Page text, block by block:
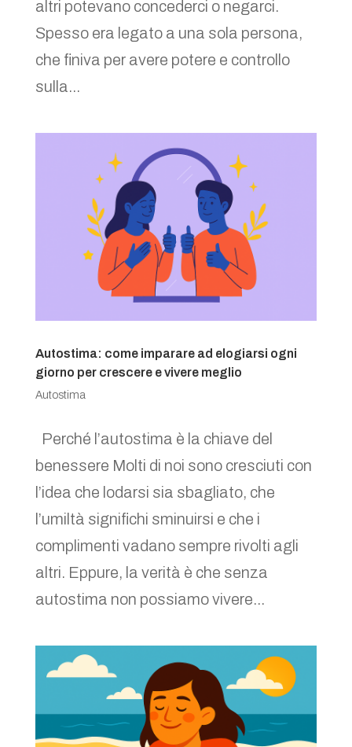
altri potevano concederci o negarci.
Spesso era legato a una sola persona,
che finiva per avere potere e controllo
sulla...
Autostima: come imparare ad elogiarsi ogni
giorno per crescere e vivere meglio
Autostima
Perché l’autostima è la chiave del
benessere Molti di noi sono cresciuti con
l’idea che lodarsi sia sbagliato, che
l’umiltà significhi sminuirsi e che i
complimenti vadano sempre rivolti agli
altri. Eppure, la verità è che senza
autostima non possiamo vivere...